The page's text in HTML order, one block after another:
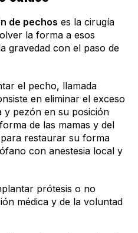
de pechos es la cirugía
la forma a esos
gravedad con el paso de
el pecho, llamada
en eliminar el exceso
y pezón en su posición
de las mamas y del
restaurar su forma
con anestesia local y
prótesis o no
médica y de la voluntad